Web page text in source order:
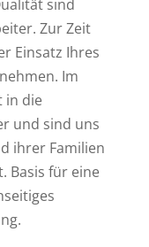
sind
Zur Zeit
Einsatz Ihres
Im
in die
und sind uns
ihrer Familien
Basis für eine